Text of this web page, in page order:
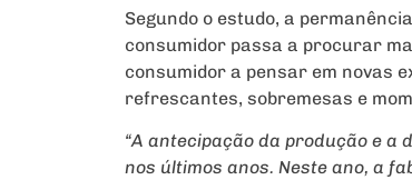
Segundo o estudo, a
consumidor passa a procurar
consumidor a pensar em novas
refrescantes, sobremesas e
“A antecipação da produção e
nos últimos anos. Neste ano, a